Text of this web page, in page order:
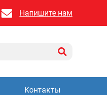
Напишите нам
Контакты